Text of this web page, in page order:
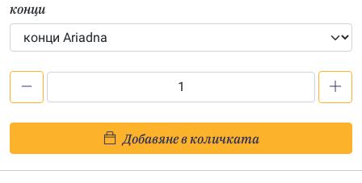
конци
1:1-
20190203
Добавяне в количката